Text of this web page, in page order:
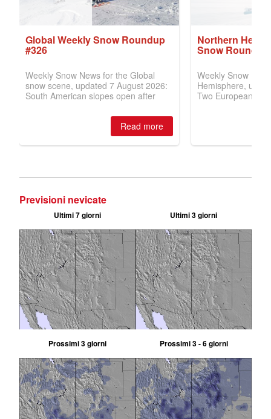
Previsioni nevicate
Ultimi 7 giorni Ultimi 3 giorni
Prossimi 3 giorni Prossimi 3 - 6 giorni